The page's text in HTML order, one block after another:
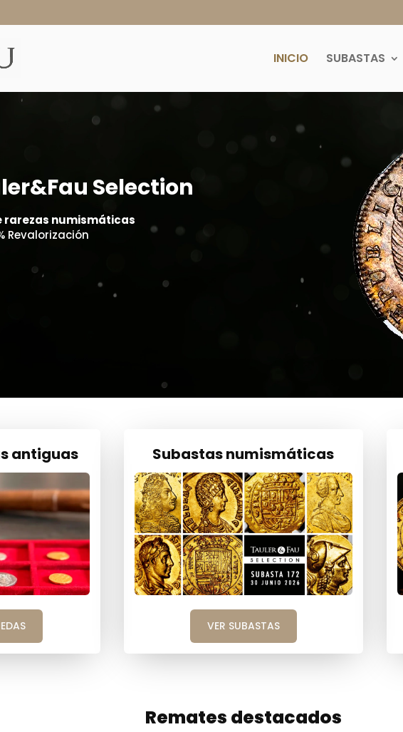
INICIO SUBASTAS
Selection
rarezas numismáticas
Revalorización
antiguas Subastas numismáticas
VER SUBASTAS
Remates destacados